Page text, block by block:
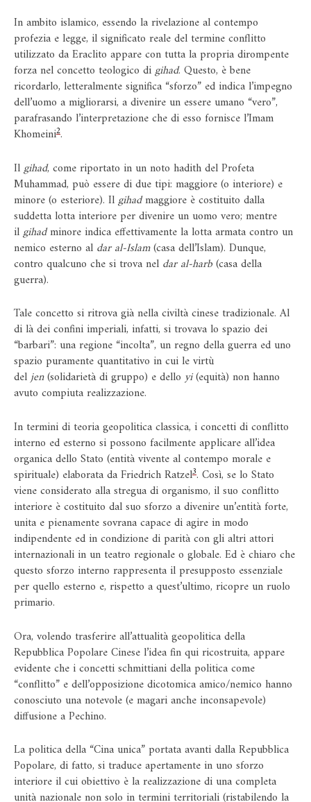
In ambito islamico, essendo la rivelazione al contempo
profezia e legge, il significato reale del termine conflitto
utilizzato da Eraclito appare con tutta la propria dirompente
forza nel concetto teologico digihad. Questo, è bene
ricordarlo, letteralmente significa “sforzo” ed indica l’impegno
dell’uomo a migliorarsi, a divenire un essere umano “vero”,
parafrasando l’interpretazione che di esso fornisce l’Imam
Khomeini2.
Ilgihad, come riportato in un noto hadith del Profeta
Muhammad, può essere di due tipi: maggiore (o interiore) e
minore (o esteriore). Ilgihadmaggiore è costituito dalla
suddetta lotta interiore per divenire un uomo vero; mentre
ilgihadminore indica effettivamente la lotta armata contro un
nemico esterno al dar al-Islam(casa dell’Islam). Dunque,
contro qualcuno che si trova nel dar al-harb(casa della
guerra).
Tale concetto si ritrova già nella civiltà cinese tradizionale. Al
di là dei confini imperiali, infatti, si trovava lo spazio dei
“barbari”: una regione “incolta”, un regno della guerra ed uno
spazio puramente quantitativo in cui le virtù
deljen(solidarietà di gruppo) e dello yi(equità) non hanno
avuto compiuta realizzazione.
In termini di teoria geopolitica classica, i concetti di conflitto
interno ed esterno si possono facilmente applicare all’idea
organica dello Stato (entità vivente al contempo morale e
spirituale) elaborata da Friedrich Ratzel3. Così, se lo Stato
viene considerato alla stregua di organismo, il suo conflitto
interiore è costituito dal suo sforzo a divenire un’entità forte,
unita e pienamente sovrana capace di agire in modo
indipendente ed in condizione di parità con gli altri attori
internazionali in un teatro regionale o globale. Ed è chiaro che
questo sforzo interno rappresenta il presupposto essenziale
per quello esterno e, rispetto a quest’ultimo, ricopre un ruolo
primario.
Ora, volendo trasferire all’attualità geopolitica della
Repubblica Popolare Cinese l’idea fin qui ricostruita, appare
evidente che i concetti schmittiani della politica come
“conflitto” e dell’opposizione dicotomica amico/nemico hanno
conosciuto una notevole (e magari anche inconsapevole)
diffusione a Pechino.
La politica della “Cina unica” portata avanti dalla Repubblica
Popolare, di fatto, si traduce apertamente in uno sforzo
interiore il cui obiettivo è la realizzazione di una completa
unità nazionale non solo in termini territoriali (ristabilendo la